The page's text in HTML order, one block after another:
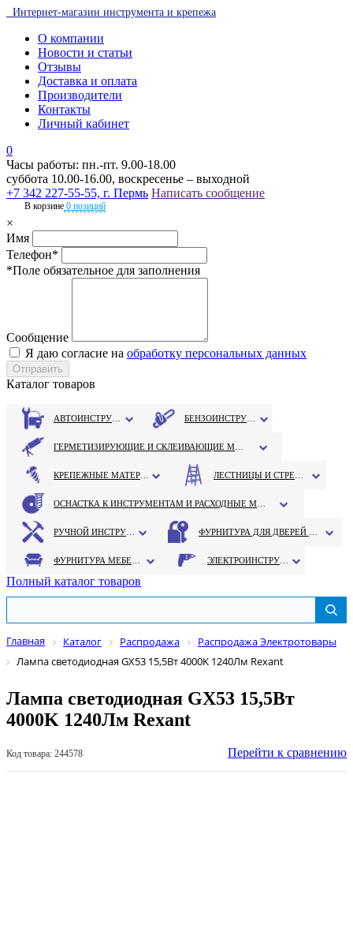
Интернет-магазин инструмента и крепежа
О компании
Новости и статьи
Отзывы
Доставка и оплата
Производители
Контакты
Личный кабинет
0
Часы работы: пн.-пт. 9.00-18.00
суббота 10.00-16.00, воскресенье – выходной
+7 342 227-55-55, г. Пермь Написать сообщение
В корзине 0 позиций
×
Имя
Телефон*
*Поле обязательное для заполнения
Сообщение
Я даю согласие на обработку персональных данных
Каталог товаров
Полный каталог товаров
Главная Каталог Распродажа
Распродажа Электротовары
Лампа светодиодная GX53 15,5Вт 4000K 1240Лм Rexant
Лампа светодиодная GX53 15,5Вт
4000K 1240Лм Rexant
Код товара: 244578 Перейти к сравнению